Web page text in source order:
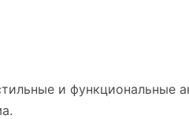
и функциональные